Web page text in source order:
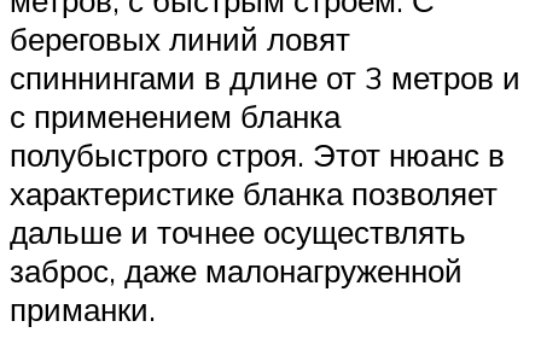
береговых линий ловят
спиннингами в длине от 3 метров и
с применением бланка
полубыстрого строя. Этот нюанс в
характеристике бланка позволяет
дальше и точнее осуществлять
заброс, даже малонагруженной
приманки.